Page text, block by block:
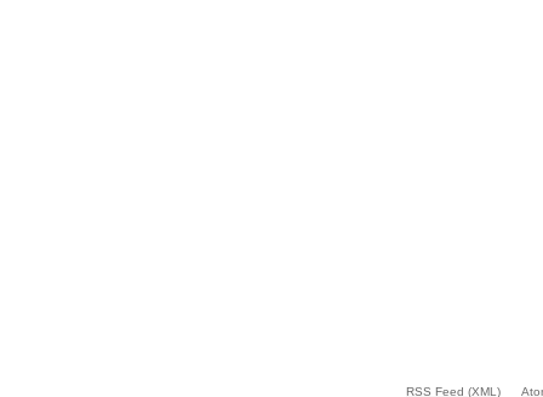
RSS Feed (XML)